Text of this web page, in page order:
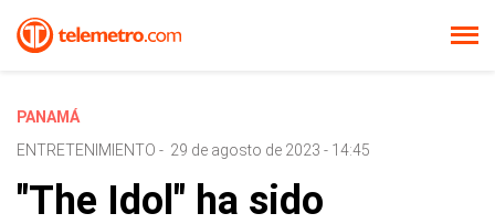
PANAMÁ
ENTRETENIMIENTO - 29 de agosto de 2023 - 14:45
"The Idol" ha sido